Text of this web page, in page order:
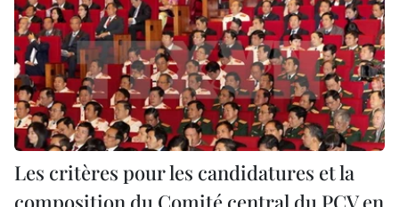
Les critères pour les candidatures et la
composition du Comité central du PCV en